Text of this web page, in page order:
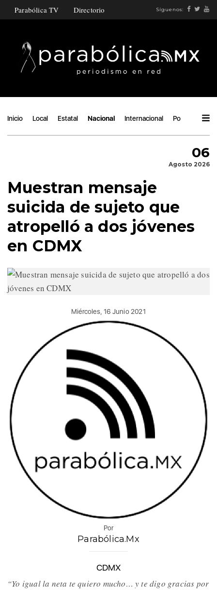
Parabólica TV Directorio Síguenos:
Inicio Local Estatal Nacional Internacional Política
06
Agosto 2026
Muestran mensaje
suicida de sujeto que
atropelló a dos jóvenes
en CDMX
Miércoles, 16 Junio 2021
Por
Parabólica.Mx
CDMX
“Yo igual la neta te quiero mucho… y te digo gracias por